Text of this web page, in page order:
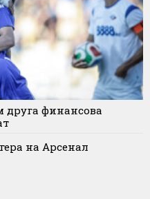
друга финансова
на Арсенал